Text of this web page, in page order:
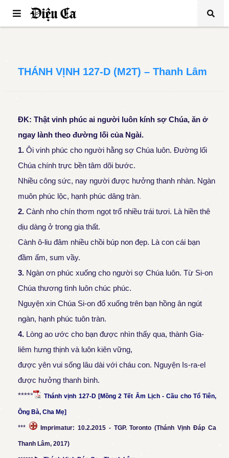
THÁNH VỊNH 127-D (M2T) – Thanh Lâm
ĐK: Thật vinh phúc ai người luôn kính sợ Chúa, ăn ở
ngay lành theo đường lối của Ngài.
1. Ôi vinh phúc cho người hằng sợ Chúa luôn. Đường lối
Chúa chính trực bền tâm dõi bước.
Nhiều công sức, nay người được hưởng thanh nhàn. Ngàn
muôn phúc lộc, hạnh phúc dâng tràn.
2. Cành nho chín thơm ngọt trổ nhiều trái tươi. Là hiền thê
dịu dàng ở trong gia thất.
Cành ô-liu đâm nhiều chồi búp non đẹp. Là con cái bạn
đầm ấm, sum vầy.
3. Ngàn ơn phúc xuống cho người sợ Chúa luôn. Từ Si-on
Chúa thương tình luôn chúc phúc.
Nguyện xin Chúa Si-on đổ xuống trên bạn hồng ân ngút
ngàn, hạnh phúc tuôn tràn.
4. Lòng ao ước cho bạn được nhìn thấy qua, thành Gia-
liêm hưng thịnh và luôn kiên vững,
được yên vui sống lâu dài với cháu con. Nguyện Is-ra-el
được hưởng thanh bình.
*****
Thánh vịnh 127-D [Mồng 2 Tết Âm Lịch - Cầu cho Tổ Tiên,
Ông Bà, Cha Mẹ]
*** Imprimatur: 10.2.2015 - TGP. Toronto (Thánh Vịnh Đáp Ca
Thanh Lâm, 2017)